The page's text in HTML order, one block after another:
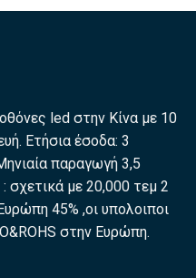
led στην Κίνα με 10
Ετήσια έσοδα: 3
παραγωγή 3,5
με 20,000 τεμ 2
45% ,οι υπολοιποι
στην Ευρώπη.